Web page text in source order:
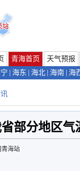
青海首页
天气预报
海东 海北 海南 海
省部分地区
青海站